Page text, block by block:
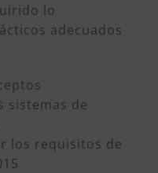
lo
adecuados
sistemas de
los requisitos de